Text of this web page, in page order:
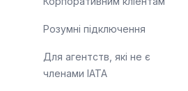
Розумні підключення
Для агентств, які не є
членами IATA